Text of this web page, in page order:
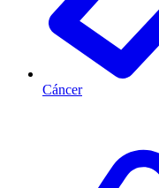
Cáncer